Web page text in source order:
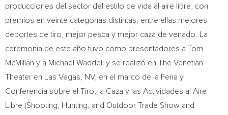
producciones del sector del estilo de vida al aire libre, con
premios en veinte categorías distintas, entre ellas mejores
deportes de tiro, mejor pesca y mejor caza de venado. La
ceremonia de este año tuvo como presentadores a Tom
McMillan y a Michael Waddell
y se realizó en The Venetian
Theater en
Las Vegas, NV, en el marco de la Feria y
Conferencia sobre el Tiro, la Caza y las Actividades al Aire
Libre (Shooting, Hunting, and Outdoor Trade Show and